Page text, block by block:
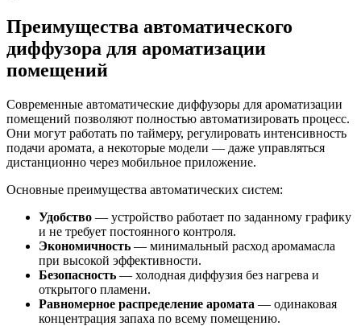
Преимущества автоматического
диффузора для ароматизации
помещений
Современные автоматические диффузоры для ароматизации
помещений позволяют полностью автоматизировать процесс.
Они могут работать по таймеру, регулировать интенсивность
подачи аромата, а некоторые модели — даже управляться
дистанционно через мобильное приложение.
Основные преимущества автоматических систем:
Удобство — устройство работает по заданному графику
и не требует постоянного контроля.
Экономичность — минимальный расход аромамасла
при высокой эффективности.
Безопасность — холодная диффузия без нагрева и
открытого пламени.
Равномерное распределение аромата — одинаковая
концентрация запаха по всему помещению.